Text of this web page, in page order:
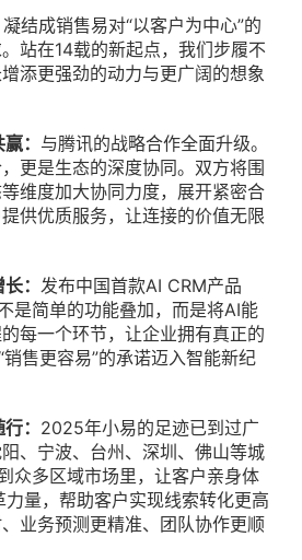
结成销售易对“以客户为中心”的
站在14载的新起点，我们步履不
添更强劲的动力与更广阔的想象
： 与腾讯的战略合作全面升级。
更是生态的深度协同。 双方将围
维度加大协同力度，展开紧密合
供优质服务，让连接的价值无限
： 发布中国首款AI CRM产品
是简单的功能叠加，而是将AI能
每一个环节， 让企业拥有真正的
销售更容易”的承诺迈入智能新纪
： 2025年小易的足迹已到过广
、宁波、台州、深圳、佛山等城
众多区域市场里，让客户亲身体
量，帮助客户实现线索转化更高
业务预测更精准、团队协作更顺